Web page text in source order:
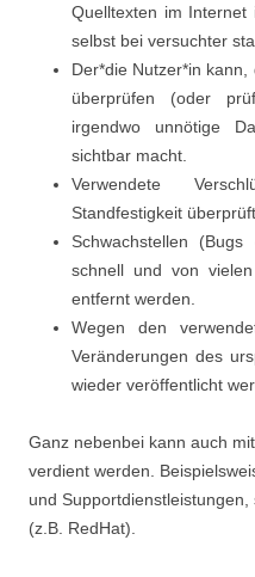
Quelltexten im Internet
selbst bei versuchter
Der*die Nutzer*in
überprüfen (oder
irgendwo unnötige
sichtbar macht.
Verwendete
Standfestigkeit
Schwachstellen
schnell und von
entfernt werden.
Wegen den
Veränderungen des
wieder veröffentlicht
Ganz nebenbei kann auch
verdient werden.
und
(z.B. RedHat).